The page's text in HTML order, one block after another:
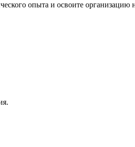
опыта и освоите организацию